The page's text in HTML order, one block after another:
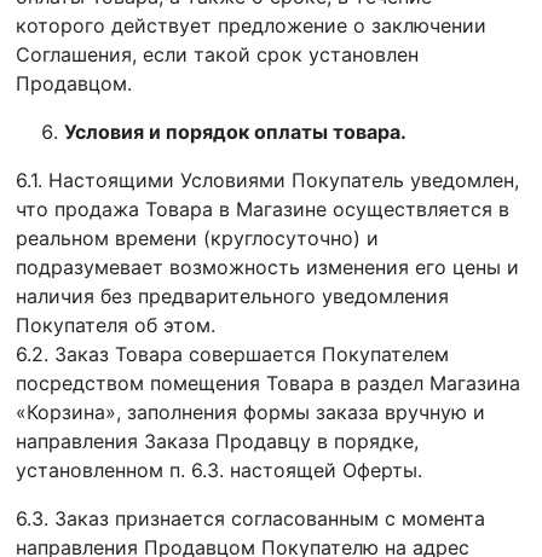
которого действует предложение о заключении
Соглашения, если такой срок установлен
Продавцом.
Условия и порядок оплаты товара.
6.1. Настоящими Условиями Покупатель уведомлен,
что продажа Товара в Магазине осуществляется в
реальном времени (круглосуточно) и
подразумевает возможность изменения его цены и
наличия без предварительного уведомления
Покупателя об этом.
6.2. Заказ Товара совершается Покупателем
посредством помещения Товара в раздел Магазина
«Корзина», заполнения формы заказа вручную и
направления Заказа Продавцу в порядке,
установленном п. 6.3. настоящей Оферты.
6.3. Заказ признается согласованным с момента
направления Продавцом Покупателю на адрес